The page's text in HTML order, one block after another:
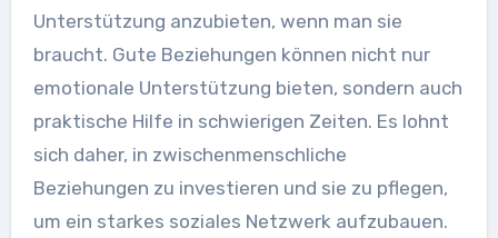
Unterstützung anzubieten, wenn man sie
braucht. Gute Beziehungen können nicht nur
emotionale Unterstützung bieten, sondern auch
praktische Hilfe in schwierigen Zeiten. Es lohnt
sich daher, in zwischenmenschliche
Beziehungen zu investieren und sie zu pflegen,
um ein starkes soziales Netzwerk aufzubauen.